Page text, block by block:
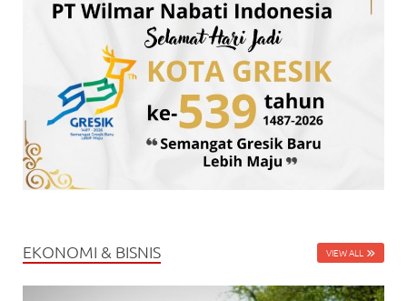
EKONOMI & BISNIS VIEW ALL